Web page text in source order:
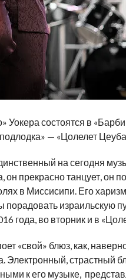
Уокера состоятся в
— «Цолелет
на сегодня
он прекрасно танцует, он
в Миссисипи. Его
порадовать израильскую
года, во вторник и в
«свой» блюз, как,
Электронный,
к его музыке,